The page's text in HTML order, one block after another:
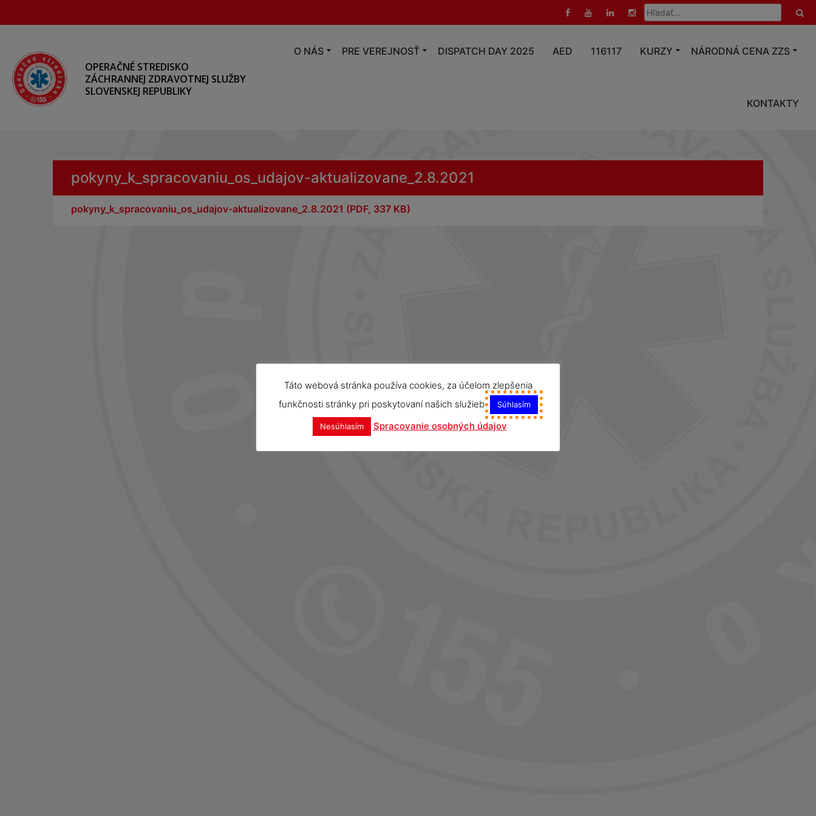
Hľadať:
OPERAČNÉ STREDISKO
ZÁCHRANNEJ ZDRAVOTNEJ SLUŽBY
SLOVENSKEJ REPUBLIKY
O NÁS PRE VEREJNOSŤ DISPATCH DAY 2025 AED 116117 KURZY NÁRODNÁ CENA ZZS
KONTAKTY
pokyny_k_spracovaniu_os_udajov-aktualizovane_2.8.2021
pokyny_k_spracovaniu_os_udajov-aktualizovane_2.8.2021 (PDF, 337 KB)
Táto webová stránka používa cookies, za účelom zlepšenia
funkčnosti stránky pri poskytovaní našich služieb
Súhlasím
Nesúhlasím Spracovanie osobných údajov